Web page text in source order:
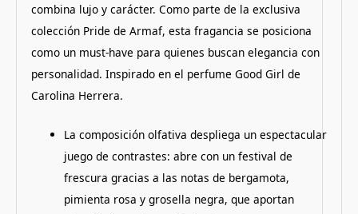
combina lujo y carácter. Como parte de la exclusiva
colección Pride de Armaf, esta fragancia se posiciona
como un must-have para quienes buscan elegancia con
personalidad. Inspirado en el perfume Good Girl de
Carolina Herrera.
La composición olfativa despliega un espectacular
juego de contrastes: abre con un festival de
frescura gracias a las notas de bergamota,
pimienta rosa y grosella negra, que aportan